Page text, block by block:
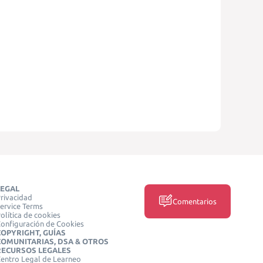
Terms
de cookies
de Cookies
GUÍAS
DSA & OTROS
LEGALES
Legal de Learneo
Comentarios